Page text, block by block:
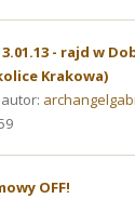
- rajd w
Krakowa)
autor:
OFF!